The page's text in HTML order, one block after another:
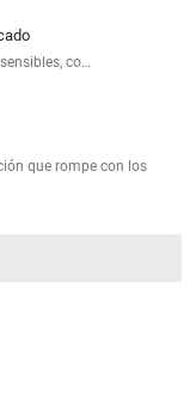
co…
que rompe con los